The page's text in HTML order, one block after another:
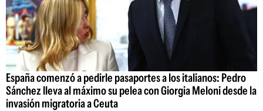
España comenzó a pedirle pasaportes a los italianos: Pedro
Sánchez lleva al máximo su pelea con Giorgia Meloni desde la
invasión migratoria a Ceuta